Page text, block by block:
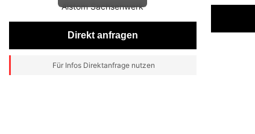
Alstom Sachsenwerk
Direkt anfragen
Für Infos Direktanfrage nutzen